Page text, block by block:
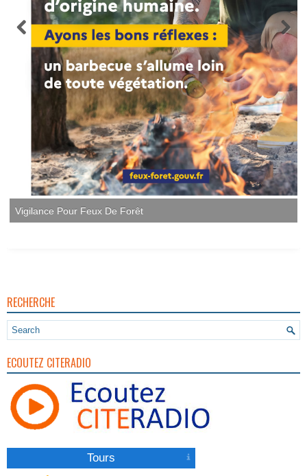
Vigilance Pour Feux De Forêt
RECHERCHE
ECOUTEZ CITERADIO
Tours